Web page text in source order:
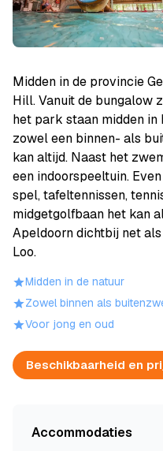
Midden in de provincie
Hill. Vanuit de bungalow
het park staan midden
zowel een binnen- als
kan altijd. Naast het
een indoorspeeltuin.
spel, tafeltennissen,
midgetgolfbaan het kan
Apeldoorn dichtbij net
Loo.
Midden in de natuur
Zowel binnen als
Voor jong en oud
Beschikbaarheid en
Accommodaties